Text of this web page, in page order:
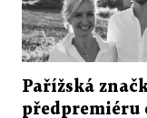
Pařížská
předpremiéru